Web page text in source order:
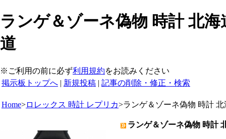
ランゲ＆ゾーネ偽物 時計 北
道
※ご利用の前に必ず利用規約をお読みください
掲示板トップへ | 新規投稿 | 記事の削除・修正・検索
Home>ロレックス 時計 レプリカ>ランゲ＆ゾーネ偽物 時計 北
ランゲ＆ゾーネ偽物 時計